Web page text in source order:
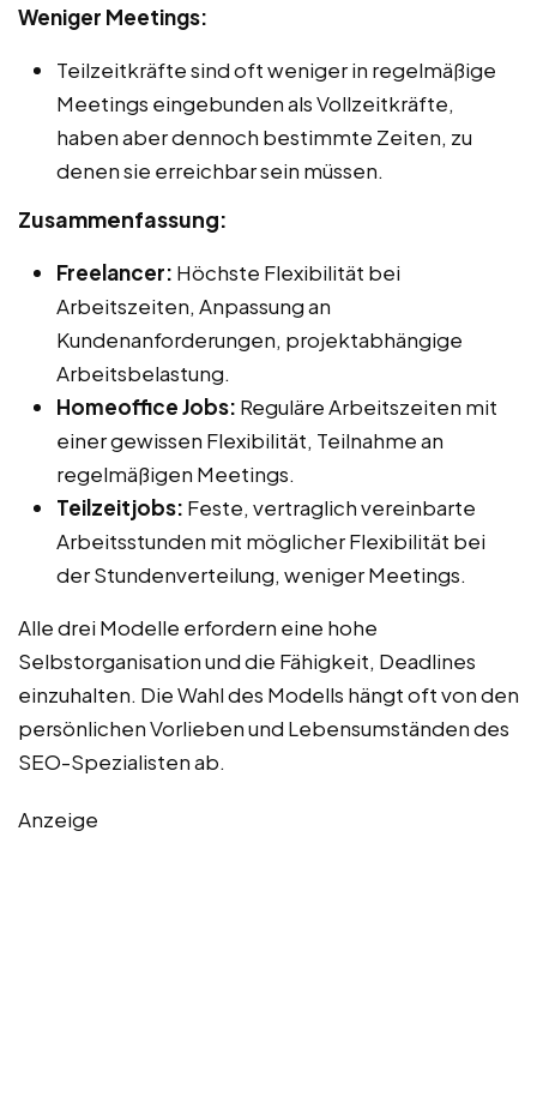
Weniger Meetings:
Teilzeitkräfte sind oft weniger in regelmäßige
Meetings eingebunden als Vollzeitkräfte,
haben aber dennoch bestimmte Zeiten, zu
denen sie erreichbar sein müssen.
Zusammenfassung:
Freelancer: Höchste Flexibilität bei
Arbeitszeiten, Anpassung an
Kundenanforderungen, projektabhängige
Arbeitsbelastung.
Homeoffice Jobs: Reguläre Arbeitszeiten mit
einer gewissen Flexibilität, Teilnahme an
regelmäßigen Meetings.
Teilzeitjobs: Feste, vertraglich vereinbarte
Arbeitsstunden mit möglicher Flexibilität bei
der Stundenverteilung, weniger Meetings.
Alle drei Modelle erfordern eine hohe
Selbstorganisation und die Fähigkeit, Deadlines
einzuhalten. Die Wahl des Modells hängt oft von den
persönlichen Vorlieben und Lebensumständen des
SEO-Spezialisten ab.
Anzeige